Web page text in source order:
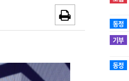
동정
기부
동정